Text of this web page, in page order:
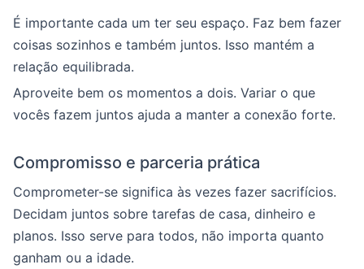
É importante cada um ter seu espaço. Faz bem fazer
coisas sozinhos e também juntos. Isso mantém a
relação equilibrada.
Aproveite bem os momentos a dois. Variar o que
vocês fazem juntos ajuda a manter a conexão forte.
Compromisso e parceria prática
Comprometer-se significa às vezes fazer sacrifícios.
Decidam juntos sobre tarefas de casa, dinheiro e
planos. Isso serve para todos, não importa quanto
ganham ou a idade.